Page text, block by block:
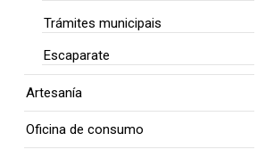
Trámites municipais
Escaparate
Artesanía
Oficina de consumo